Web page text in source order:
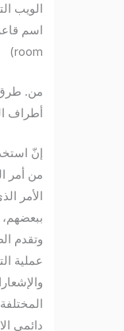
الويب التي
room)
من. طرق
أطراف
إنّ استخدام
من أمر
الأمر الذي
ببعضهم،
وتقدم
عملية
والإشعارات
المختلفة
دائمي